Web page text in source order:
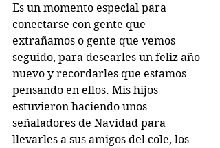
Es un momento especial para
conectarse con gente que
extrañamos o gente que vemos
seguido, para desearles un feliz año
nuevo y recordarles que estamos
pensando en ellos. Mis hijos
estuvieron haciendo unos
señaladores de Navidad para
llevarles a sus amigos del cole, los